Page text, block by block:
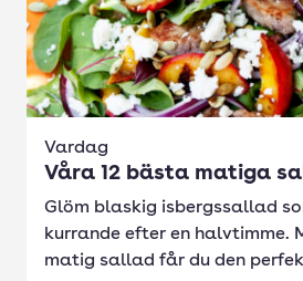
Vardag
Våra 12 bästa matiga
Glöm blaskig isbergssallad
kurrande efter en halvtimme.
matig sallad får du den